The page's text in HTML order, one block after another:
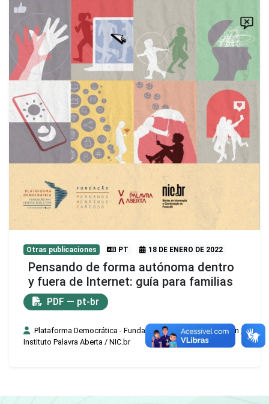
Otras publicaciones PT 18 DE ENERO DE 2022
Pensando de forma autónoma dentro
y fuera de Internet: guía para familias
PDF — pt-br
Plataforma Democrática - Fundação FHC e Centro Edelstein /
Instituto Palavra Aberta / NIC.br